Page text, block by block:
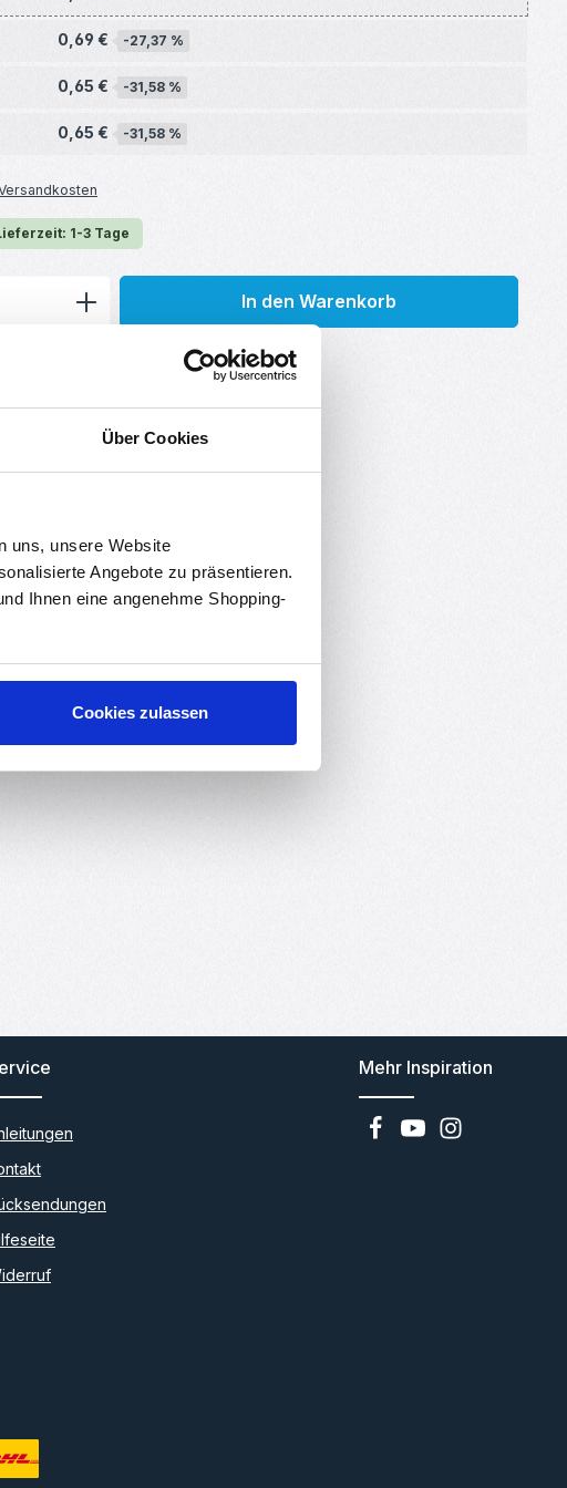
Über Cookies
uns, unsere Website
Angebote zu präsentieren.
Ihnen eine angenehme Shopping-
Cookies zulassen
0,69 € -27,37 %
0,65 € -31,58 %
0,65 € -31,58 %
1-3 Tage
Gib den gewünschten Wert ein oder
In den Warenkorb
Mehr Inspiration